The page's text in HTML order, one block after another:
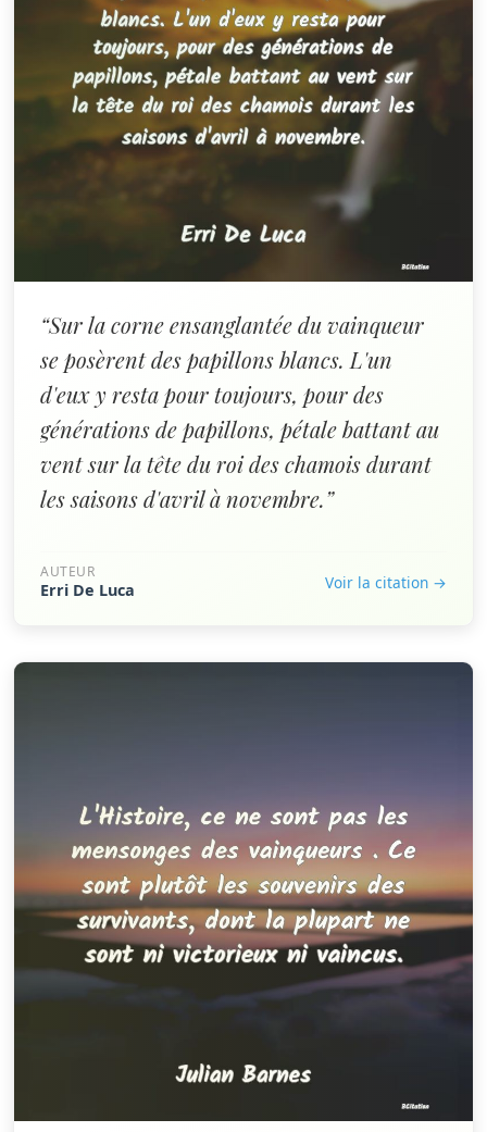
“Sur la corne ensanglantée du vainqueur
se posèrent des papillons blancs. L'un
d'eux y resta pour toujours, pour des
générations de papillons, pétale battant au
vent sur la tête du roi des chamois durant
les saisons d'avril à novembre.”
AUTEUR
Erri De Luca Voir la citation →